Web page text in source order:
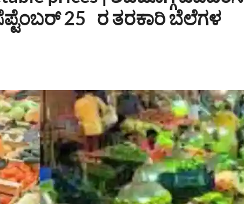
25 ರ ತರಕಾರಿ ಬೆಲೆಗಳ